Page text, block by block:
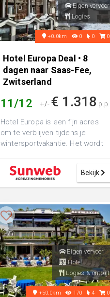
Eigen vervoer
Logies
+0.0km 0 0 0
Hotel Europa Deal • 8
dagen naar Saas-Fee,
Zwitserland
11/12 +/- € 1.318 p.p.
Hotel Europa is een fijn adres
om te verblijven tijdens je
wintersportvakantie. Het wordt
heeft ...
Bekijk
Eigen vervoer
Hotel
Logies & ontbijt
+50.0km 170 4 0